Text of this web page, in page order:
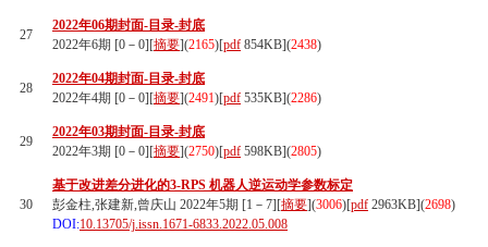
27
2022年06期封面-目录-封底
2022年6期 [0－0][摘要](2165)[pdf 854KB](2438)
28
2022年04期封面-目录-封底
2022年4期 [0－0][摘要](2491)[pdf 535KB](2286)
29
2022年03期封面-目录-封底
2022年3期 [0－0][摘要](2750)[pdf 598KB](2805)
30
基于改进差分进化的3-RPS 机器人逆运动学参数标定
彭金柱,张建新,曾庆山 2022年5期 [1－7][摘要](3006)[pdf 2963KB](2698)
DOI:10.13705/j.issn.1671-6833.2022.05.008